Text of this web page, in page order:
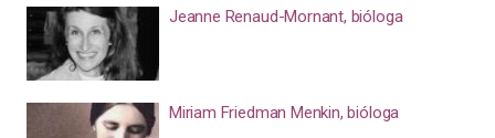
Jeanne Renaud-Mornant, bióloga
Miriam Friedman Menkin, bióloga